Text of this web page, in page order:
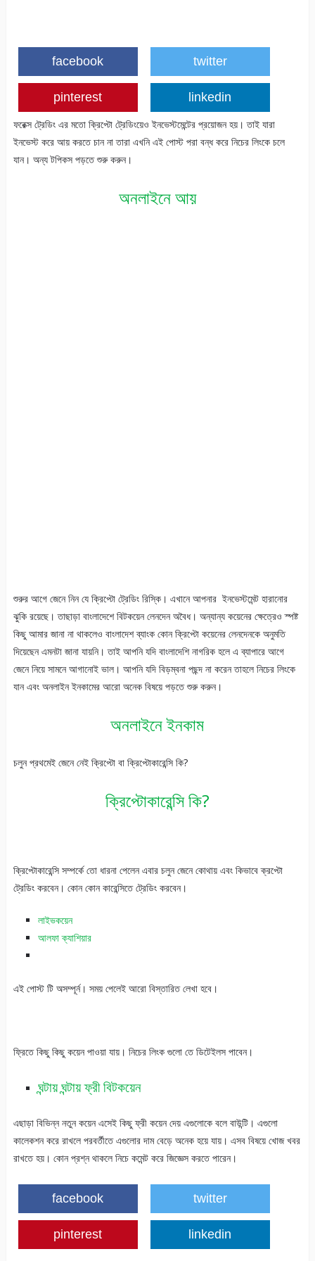
facebook twitter
pinterest linkedin
ফরেক্স ট্রেডিং এর মতো ক্রিপ্টো ট্রেডিংয়েও ইনভেস্টমেন্টের প্রয়োজন হয়। তাই যারা
ইনভেস্ট করে আয় করতে চান না তারা এখনি এই পোস্ট পরা বন্ধ করে নিচের লিংকে চলে
যান। অন্য টপিকস পড়তে শুরু করুন।
অনলাইনে আয়
শুরুর আগে জেনে নিন যে ক্রিপ্টো ট্রেডিং রিস্কি। এখানে আপনার ইনভেস্টমেন্ট হারানোর
ঝুকি রয়েছে। তাছাড়া বাংলাদেশে বিটকয়েন লেনদেন অবৈধ। অন্যান্য কয়েনের ক্ষেত্রেও স্পষ্ট
কিছু আমার জানা না থাকলেও বাংলাদেশ ব্যাংক কোন ক্রিপ্টো কয়েনের লেনদেনকে অনুমতি
দিয়েছেন এমনটা জানা যায়নি। তাই আপনি যদি বাংলাদেশি নাগরিক হলে এ ব্যাপারে আগে
জেনে নিয়ে সামনে আগানোই ভাল। আপনি যদি বিড়ম্বনা পছন্দ না করেন তাহলে নিচের লিংকে
যান এবং অনলাইন ইনকামের আরো অনেক বিষয়ে পড়তে শুরু করুন।
অনলাইনে ইনকাম
চলুন প্রথমেই জেনে নেই ক্রিপ্টো বা ক্রিপ্টোকারেন্সি কি?
ক্রিপ্টোকারেন্সি কি?
ক্রিপ্টোকারেন্সি সম্পর্কে তো ধারনা পেলেন এবার চলুন জেনে কোথায় এবং কিভাবে ক্রপ্টো
ট্রেডিং করবেন। কোন কোন কারেন্সিতে ট্রেডিং করবেন।
লাইভকয়েন
আলফা ক্যাশিয়ার
এই পোস্ট টি অসম্পূর্ন। সময় পেলেই আরো বিস্তারিত লেখা হবে।
ফ্রিতে কিছু কিছু কয়েন পাওয়া যায়। নিচের লিংক গুলো তে ডিটেইলস পাবেন।
ঘন্টায় ঘন্টায় ফ্রী বিটকয়েন
এছাড়া বিভিন্ন নতুন কয়েন এসেই কিছু ফ্রী কয়েন দেয় এগুলোকে বলে বাউন্টি। এগুলো
কালেকশন করে রাখলে পরবর্তীতে এগুলোর দাম বেড়ে অনেক হয়ে যায়। এসব বিষয়ে খোজ খবর
রাখতে হয়। কোন প্রশ্ন থাকলে নিচে কমেন্ট করে জিজ্ঞেস করতে পারেন।
facebook twitter
pinterest linkedin